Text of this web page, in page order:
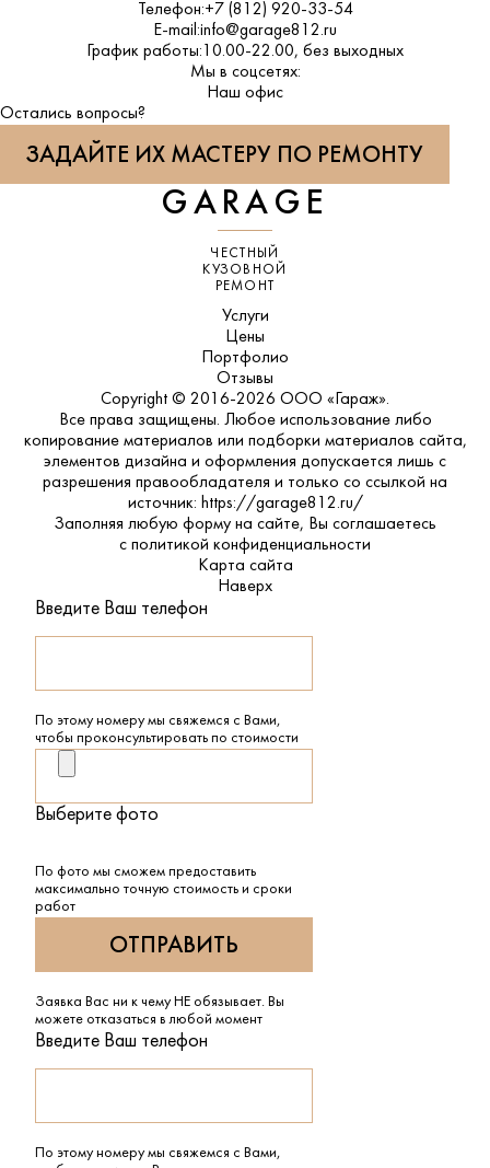
Телефон:+7 (812) 920-33-54
E-mail:info@garage812.ru
График работы: 10.00-22.00, без выходных
Мы в соцсетях:
ВКонтакте
Наш офис
Остались вопросы?
ЗАДАЙТЕ ИХ МАСТЕРУ ПО РЕМОНТУ
GARAGE
ЧЕСТНЫЙ
КУЗОВНОЙ
РЕМОНТ
Услуги
Цены
Портфолио
Отзывы
Copyright © 2016-2026 ООО «Гараж».
Все права защищены. Любое использование либо
копирование материалов или подборки материалов сайта,
элементов дизайна и оформления допускается лишь с
разрешения правообладателя и только со ссылкой на
источник: https://garage812.ru/
Заполняя любую форму на сайте, Вы соглашаетесь
с политикой конфиденциальности
Карта сайта
Наверх
Введите Ваш телефон
По этому номеру мы свяжемся с Вами,
чтобы проконсультировать по стоимости
Выберите фото
По фото мы сможем предоставить
максимально точную стоимость и сроки
работ
Заявка Вас ни к чему НЕ обязывает. Вы
можете отказаться в любой момент
Введите Ваш телефон
По этому номеру мы свяжемся с Вами,